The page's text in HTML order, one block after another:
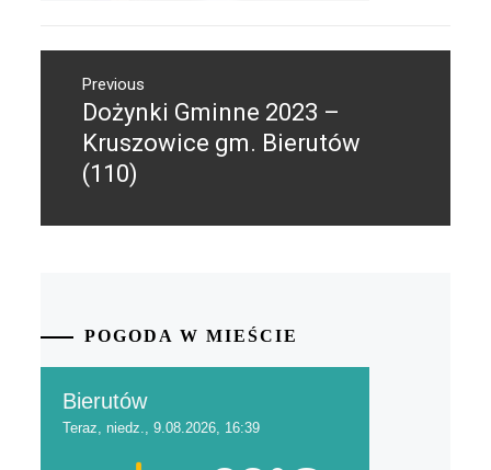
wpisuPrevious
Previous
post:
Dożynki Gminne 2023 –
Kruszowice gm. Bierutów
(110)
POGODA W MIEŚCIE